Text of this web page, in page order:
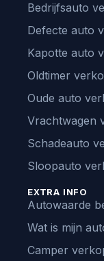
Bedrijfsauto
Defecte auto
Kapotte auto
Oldtimer
Oude auto
Vrachtwagen
Schadeauto
Sloopauto
EXTRA INFO
Autowaarde
Wat is mijn
Camper